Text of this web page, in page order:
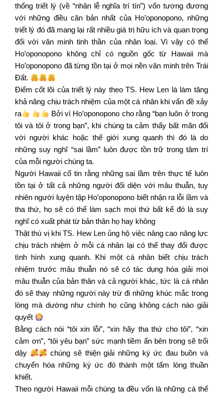
thống triết lý (về “nhân lễ nghĩa trí tín”) vốn tương đương
với những điều căn bản nhất của Ho’oponopono, những
triết lý đó đã mang lại rất nhiều giá trị hữu ích và quan trọng
đối với văn minh tinh thần của nhân loại. Vì vậy có thể
Ho’oponopono không chỉ có nguồn gốc từ Hawaii mà
Ho’oponopono đã từng tồn tại ở mọi nền văn minh trên Trái
Đất.
Điểm cốt lõi của triết lý này theo TS. Hew Len là làm tăng
khả năng chịu trách nhiệm của một cá nhân khi vấn đề xảy
ra
Bởi vì Ho’oponopono cho rằng “bạn luôn ở trong
tôi và tôi ở trong bạn”, khi chúng ta cảm thấy bất mãn đối
với người khác hoặc thế giới xung quanh thì đó là do
những suy nghĩ “sai lầm” luôn được tồn trữ trong tâm trí
của mỗi người chúng ta.
Người Hawaii cổ tin rằng những sai lầm trên thực tế luôn
tồn tại ở tất cả những người đối diện với mâu thuẫn, tuy
nhiên người luyện tập Ho’oponopono biết nhận ra lỗi lầm và
tha thứ, họ sẽ có thể làm sạch mọi thứ bất kể đó là suy
nghĩ có xuất phát từ bản thân họ hay không
Thật thú vị khi TS. Hew Len ủng hộ việc nâng cao năng lực
chịu trách nhiệm ở mỗi cá nhân lại có thể thay đổi được
tình hình xung quanh. Khi một cá nhân biết chịu trách
nhiệm trước mâu thuẫn nó sẽ có tác dụng hóa giải mọi
mâu thuẫn của bản thân và cả người khác, tức là cá nhân
đó sẽ thay những người này trừ đi những khúc mắc trong
lòng mà dường như chính họ cũng không cách nào giải
quyết
Bằng cách nói “tôi xin lỗi”, “xin hãy tha thứ cho tôi”, “xin
cảm ơn”, “tôi yêu bạn” sức mạnh tiềm ẩn bên trong sẽ trổi
dậy
chúng sẽ thiện giải những ký ức đau buồn và
chuyển hóa những ký ức đó thành một tấm lòng thuần
khiết.
Theo người Hawaii mỗi chúng ta đều vốn là những cá thể